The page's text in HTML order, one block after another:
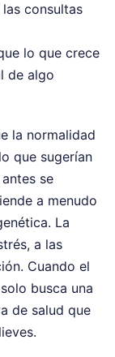
consultas
lo que crece
de algo
la normalidad
que sugerían
se
a menudo
La
a las
Cuando el
busca una
de salud que